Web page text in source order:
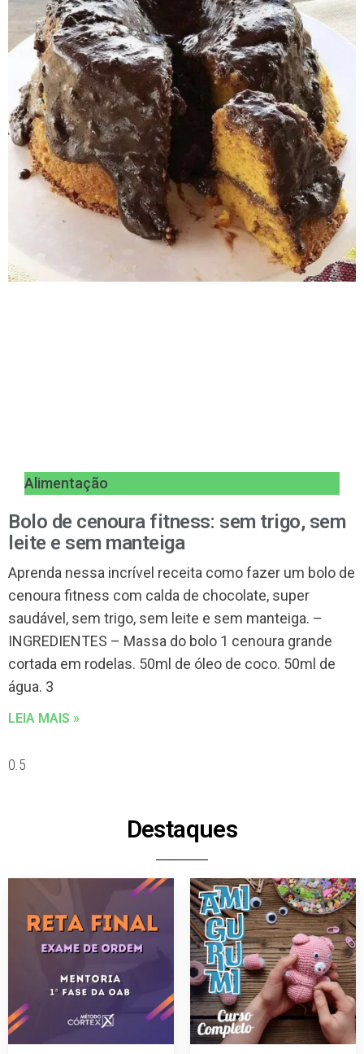
Alimentação
Bolo de cenoura fitness: sem trigo, sem
leite e sem manteiga
Aprenda nessa incrível receita como fazer um bolo de
cenoura fitness com calda de chocolate, super
saudável, sem trigo, sem leite e sem manteiga. –
INGREDIENTES – Massa do bolo 1 cenoura grande
cortada em rodelas. 50ml de óleo de coco. 50ml de
água. 3
LEIA MAIS »
Destaques